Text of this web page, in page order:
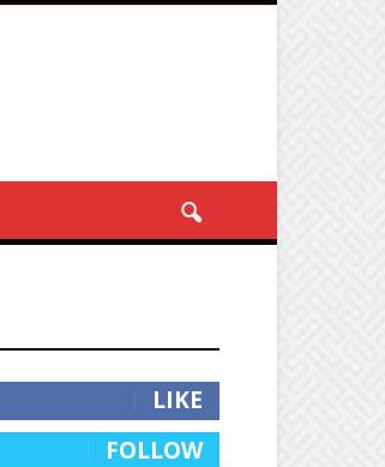
LIKE
FOLLOW